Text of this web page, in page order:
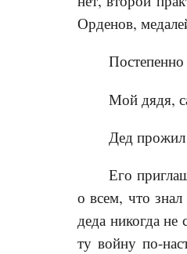
Орденов,
Мой дядя,
Дед прожил
Его
о всем, что
деда никогда
ту войну по-